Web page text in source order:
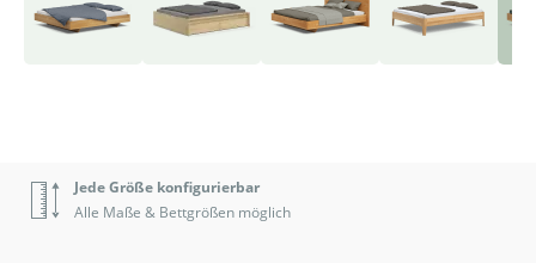
Jede Größe konfigurierbar
Alle Maße & Bettgrößen möglich